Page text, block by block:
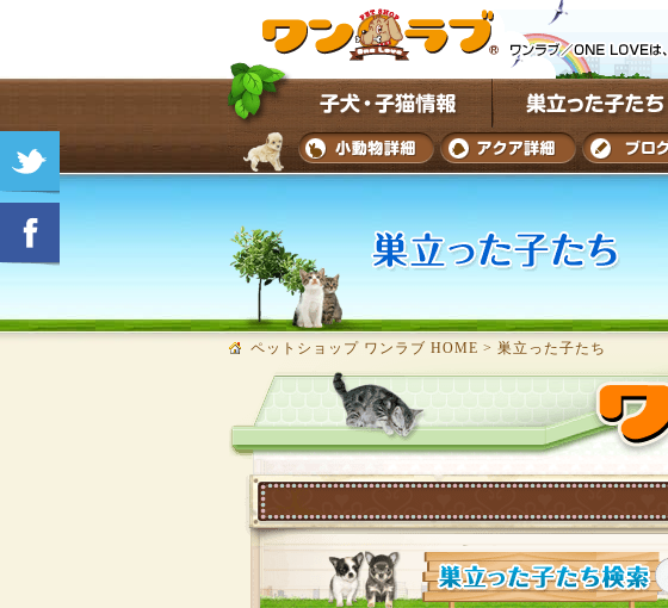
ペットショップ ワンラブ HOME > 巣立った子たち